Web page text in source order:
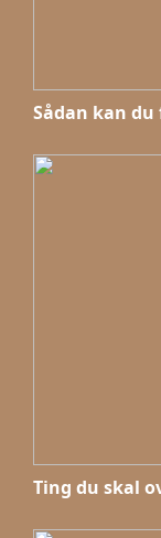
Sådan kan
Ting du skal